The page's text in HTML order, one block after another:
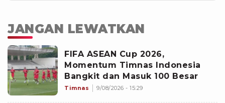
JANGAN LEWATKAN
FIFA ASEAN Cup 2026,
Momentum Timnas Indonesia
Bangkit dan Masuk 100 Besar
Timnas 9/08/2026 - 15:29